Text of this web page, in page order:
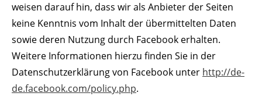
weisen darauf hin, dass wir als Anbieter der Seiten
keine Kenntnis vom Inhalt der übermittelten Daten
sowie deren Nutzung durch Facebook erhalten.
Weitere Informationen hierzu finden Sie in der
Datenschutzerklärung von Facebook unter http://de-
de.facebook.com/policy.php.